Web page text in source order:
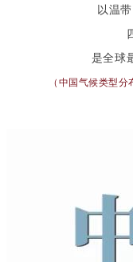
以温
是全球
（中国气候类型